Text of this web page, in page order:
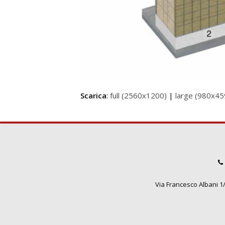
Scarica: full (2560x1200) | large
Via Francesco Albani 1/